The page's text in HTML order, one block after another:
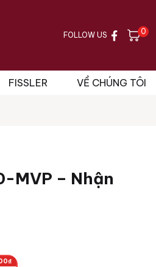
FOLLOW US 0
FISSLER VỀ CHÚNG TÔI
MVP – Nhận